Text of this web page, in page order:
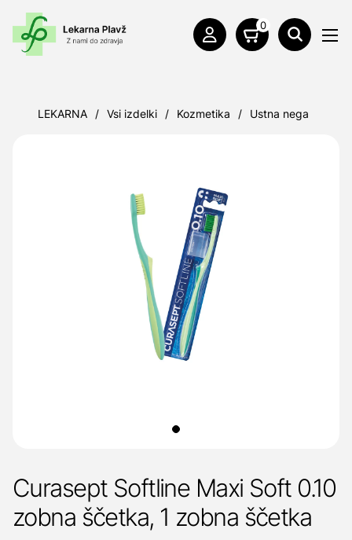
0
LEKARNA / Vsi izdelki / Kozmetika / Ustna nega
Curasept Softline Maxi Soft 0.10
zobna ščetka, 1 zobna ščetka